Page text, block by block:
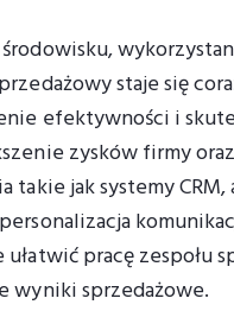
staje się
efektywności i
zysków firmy
takie jak systemy
pracę zespołu
wyniki sprzedażowe.